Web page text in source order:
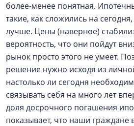
более-менее понятная.
такие, как сложились на
лучше. Цены (наверное)
вероятность, что они пойдут
рынок просто этого не умеет.
решение нужно исходя из
настолько ли сегодня
связывать себя на много лет
доля досрочного погашения
показывает, что наши